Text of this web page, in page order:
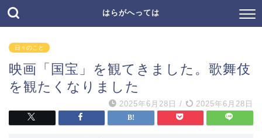
はらがへっては
日々のこと
映画「国宝」を観てきました。歌舞伎
を観たくなりました
2025年6月28日 / 2025年6月28日